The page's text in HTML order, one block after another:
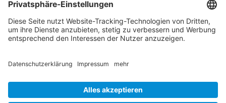
Folgen Sie uns auf
Linkedin